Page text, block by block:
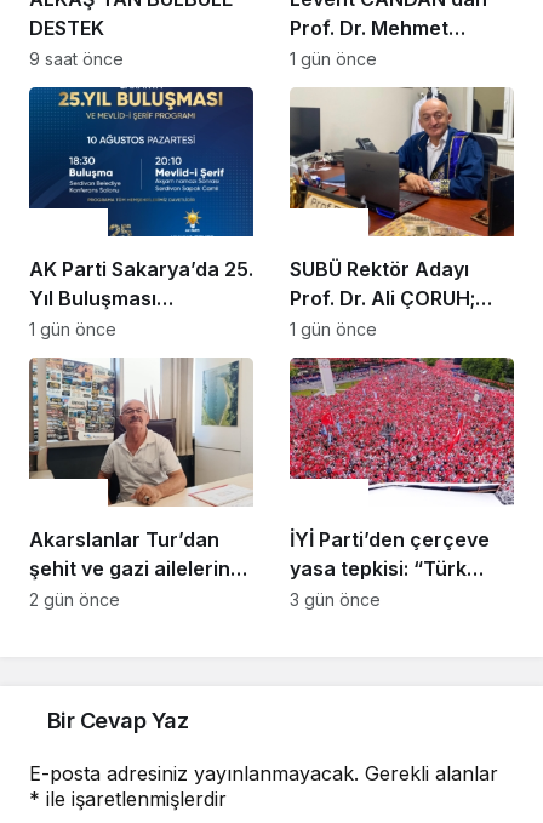
DESTEK
9 saat önce
Prof. Dr. Mehmet
SARIBIYIK’a vefa
ziyareti
1 gün önce
AK Parti Sakarya’da 25.
Yıl Buluşması
Düzenlenecek
1 gün önce
SUBÜ Rektör Adayı
Prof. Dr. Ali ÇORUH;
“Sakarya’ya değer
katan bir üniversite
inşa etmek istiyorum”
1 gün önce
Akarslanlar Tur’dan
şehit ve gazi ailelerine
anlamlı destek
2 gün önce
İYİ Parti’den çerçeve
yasa tepkisi: “Türk
milletine hesap
3 gün önce
Bir Cevap Yaz
E-posta adresiniz yayınlanmayacak. Gerekli alanlar
* ile işaretlenmişlerdir